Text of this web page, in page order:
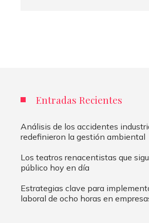
Entradas Recientes
Análisis de los accidentes
redefinieron la gestión ambiental
Los teatros renacentistas que
público hoy en día
Estrategias clave para
laboral de ocho horas en